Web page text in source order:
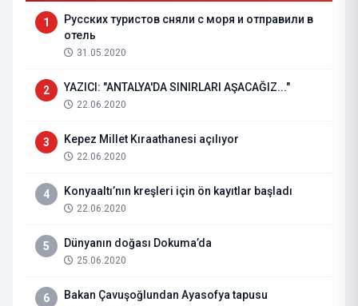
1
Русских туристов сняли с моря и отправили в
отель
31.05.2020
2 YAZICI: "ANTALYA'DA SINIRLARI AŞACAĞIZ..."
22.06.2020
3 Kepez Millet Kıraathanesi açılıyor
22.06.2020
4 Konyaaltı’nın kreşleri için ön kayıtlar başladı
22.06.2020
5 Dünyanın doğası Dokuma’da
25.06.2020
6 Bakan Çavuşoğlundan Ayasofya tapusu